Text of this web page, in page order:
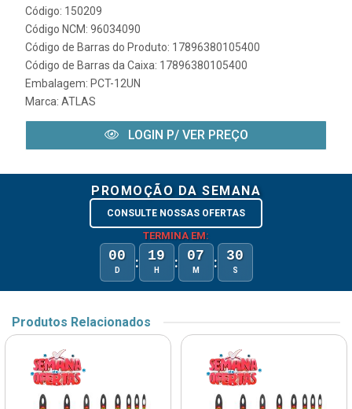
Código: 150209
Código NCM: 96034090
Código de Barras do Produto: 17896380105400
Código de Barras da Caixa: 17896380105400
Embalagem: PCT-12UN
Marca: ATLAS
LOGIN P/ VER PREÇO
PROMOÇÃO DA SEMANA
CONSULTE NOSSAS OFERTAS
TERMINA EM:
00
D : 19
H : 07
M : 30
S
Produtos Relacionados